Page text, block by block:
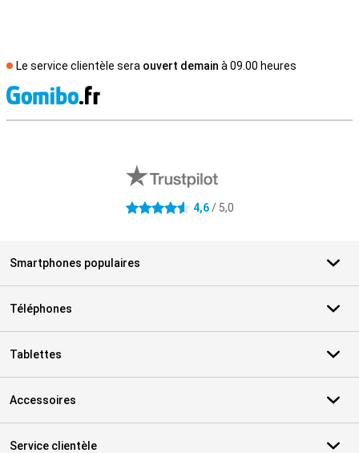
Le service clientèle sera ouvert demain à 09.00 heures
4.6 étoiles 4,6/ 5,0
Smartphones populaires
Téléphones
Tablettes
Accessoires
Service clientèle